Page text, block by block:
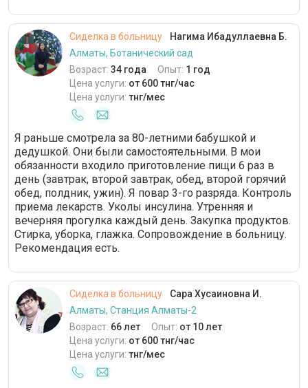
Сиделка в больницу
Нагима Ибадуллаевна Б.
Алматы, Ботанический сад
Возраст: 34 года Опыт: 1 год
Цена услуги: от 600 тнг/час
Цена услуги: тнг/мес
Я раньше смотрела за 80-летними бабушкой и
дедушкой. Они были самостоятельными. В мои
обязанности входило приготовление пищи 6 раз в
день (завтрак, второй завтрак, обед, второй горячий
обед, полдник, ужин). Я повар 3-го разряда. Контроль
приема лекарств. Уколы инсулина. Утренняя и
вечерняя прогулка каждый день. Закупка продуктов.
Стирка, уборка, глажка. Сопровождение в больницу.
Рекомендация есть.
Сиделка в больницу
Сара Хусаиновна И.
Алматы, Станция Алматы-2
Возраст: 66 лет Опыт: от 10 лет
Цена услуги: от 600 тнг/час
Цена услуги: тнг/мес